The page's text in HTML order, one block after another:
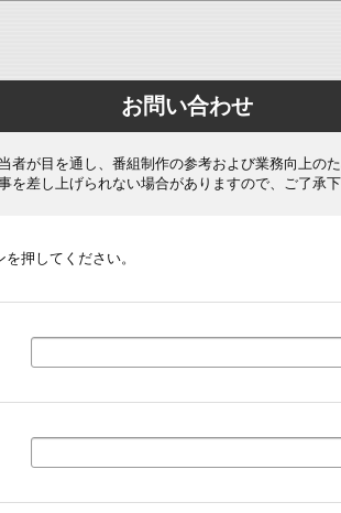
お問い合わせ
者が目を通し、番組制作の参考および業務向上のた
を差し上げられない場合がありますので、ご了承下
押してください。